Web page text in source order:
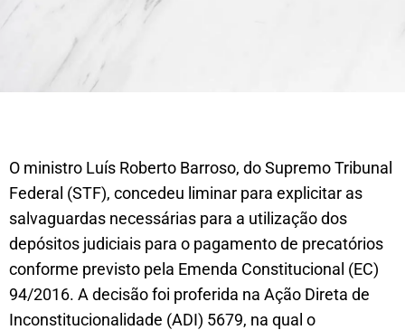
O ministro Luís Roberto Barroso, do Supremo Tribunal
Federal (STF), concedeu liminar para explicitar as
salvaguardas necessárias para a utilização dos
depósitos judiciais para o pagamento de precatórios
conforme previsto pela Emenda Constitucional (EC)
94/2016. A decisão foi proferida na Ação Direta de
Inconstitucionalidade (ADI) 5679, na qual o